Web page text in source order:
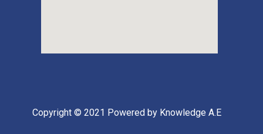
Copyright © 2021 Powered by Knowledge A.E